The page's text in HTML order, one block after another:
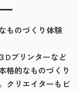
ものづくり体験
Dプリンターなど
格的なものづくり
クリエイターもビ